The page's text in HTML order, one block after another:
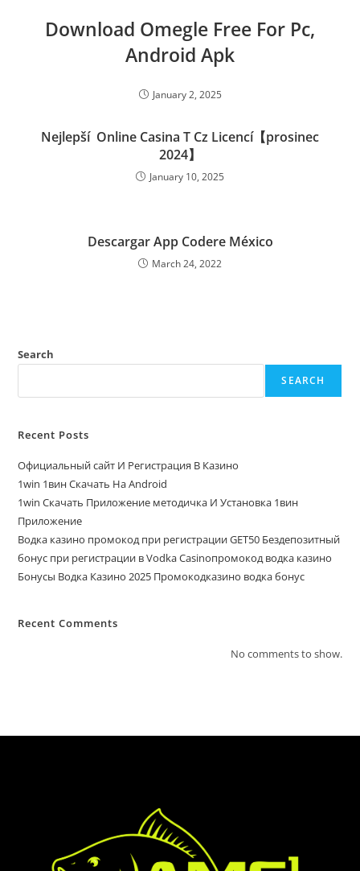
Download Omegle Free For Pc,
Android Apk
January 2, 2025
Nejlepší ️ Online Casina T Cz Licencí【prosinec
2024】
January 10, 2025
Descargar App Codere México
March 24, 2022
Search
SEARCH
Recent Posts
Официальный сайт И Регистрация В Казино
1win 1вин Скачать На Android
1win Скачать Приложение методичка И Установка 1вин
Приложение
Водка казино промокод при регистрации GET50 Бездепозитный
бонус при регистрации в Vodka Casinoпромокод водка казино
Бонусы Водка Казино 2025 Промокодказино водка бонус
Recent Comments
No comments to show.